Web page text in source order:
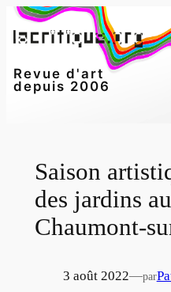
Aller
au
Revue d'art
depuis 2006
Saison
des jardins
Chaumont-
3 août 2022—par